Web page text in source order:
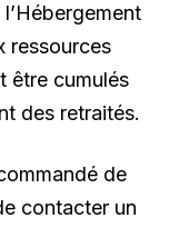
ressources
être cumulés
des retraités.
de
contacter un